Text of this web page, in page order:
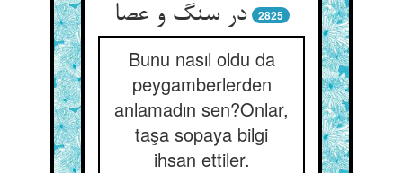
در سنگ و عصا
2825
Bunu nasıl oldu da
peygamberlerden
anlamadın sen?Onlar,
taşa sopaya bilgi
ihsan ettiler.